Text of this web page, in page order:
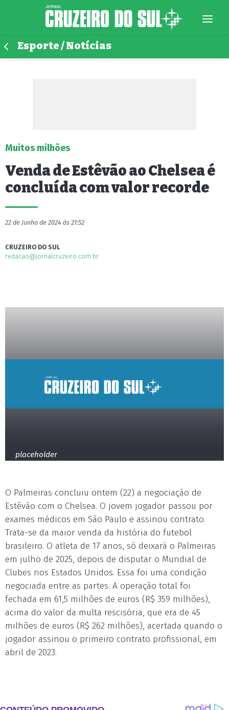
Esporte / Notícias
Muitos milhões
Venda de Estêvão ao Chelsea é
concluída com valor recorde
22 de Junho de 2024 às 21:52
CRUZEIRO DO SUL
redacao@jornalcruzeiro.com.br
placeholder
O Palmeiras concluiu ontem (22) a negociação de
Estêvão com o Chelsea. O jovem jogador passou por
exames médicos em São Paulo e assinou contrato.
Trata-se da maior venda da história do futebol
brasileiro. O atleta de 17 anos, só deixará o Palmeiras
em julho de 2025, depois de disputar o Mundial de
Clubes nos Estados Unidos. Essa foi uma condição
negociada entre as partes. A operação total foi
fechada em 61,5 milhões de euros (R$ 359 milhões),
acima do valor da multa rescisória, que era de 45
milhões de euros (R$ 262 milhões), acertada quando o
jogador assinou o primeiro contrato profissional, em
abril de 2023.